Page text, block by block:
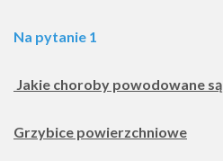
Na pytanie 1
Jakie choroby powodowane
Grzybice powierzchniowe